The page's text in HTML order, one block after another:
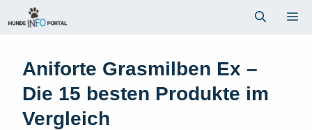
Inhalt
Aniforte Grasmilben Ex –
Die 15 besten Produkte im
Vergleich